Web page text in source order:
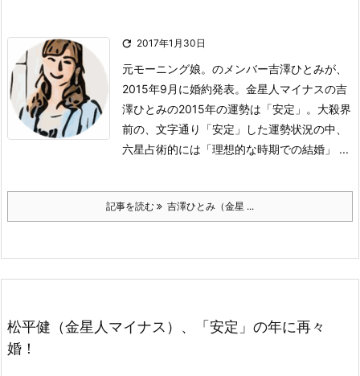
 2017年1月30日
元モーニング娘。のメンバー吉澤ひとみが、
2015年9月に婚約発表。 金星人マイナスの吉
澤ひとみの2015年の運勢は「安定」。 大殺界
前の、文字通り「安定」した運勢状況の中、
六星占術的には「理想的な時期での結婚」 ...
記事を読む 吉澤ひとみ（金星 ...
松平健（金星人マイナス）、「安定」の年に再々
婚！